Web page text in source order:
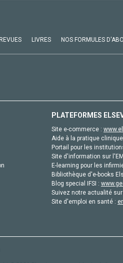
REVUES LIVRES NOS FORMULES
PLATEFORMES
Site e-commerce :
Aide à la pratique
Portail pour les
Site d'information sur
E-learning pour les
Bibliothèque d'e-books
Blog special IFSI :
Suivez notre actualité
Site d'emploi en santé :